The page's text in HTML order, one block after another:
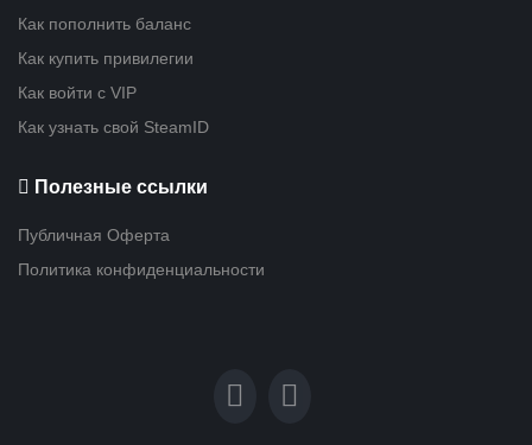
Как пополнить баланс
Как купить привилегии
Как войти с VIP
Как узнать свой SteamID
Полезные ссылки
Публичная Оферта
Политика конфиденциальности